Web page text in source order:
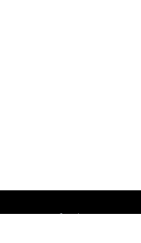
M.Benku 7, Prešov